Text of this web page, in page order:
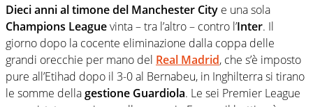
Dieci anni al timone del Manchester City e una sola
Champions Leaguevinta – tra l’altro – contro l’Inter. Il
giorno dopo la cocente eliminazione dalla coppa delle
grandi orecchie per mano del Real Madrid, che s’è imposto
pure all’Etihad dopo il 3-0 al Bernabeu, in Inghilterra si tirano
le somme dellagestione Guardiola. Le sei Premier League